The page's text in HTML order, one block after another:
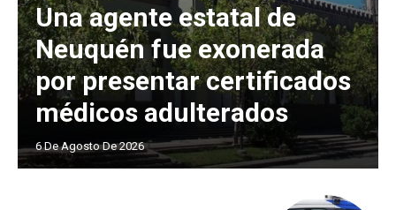
Una agente estatal de
Neuquén fue exonerada
por presentar certificados
médicos adulterados
6 De Agosto De 2026